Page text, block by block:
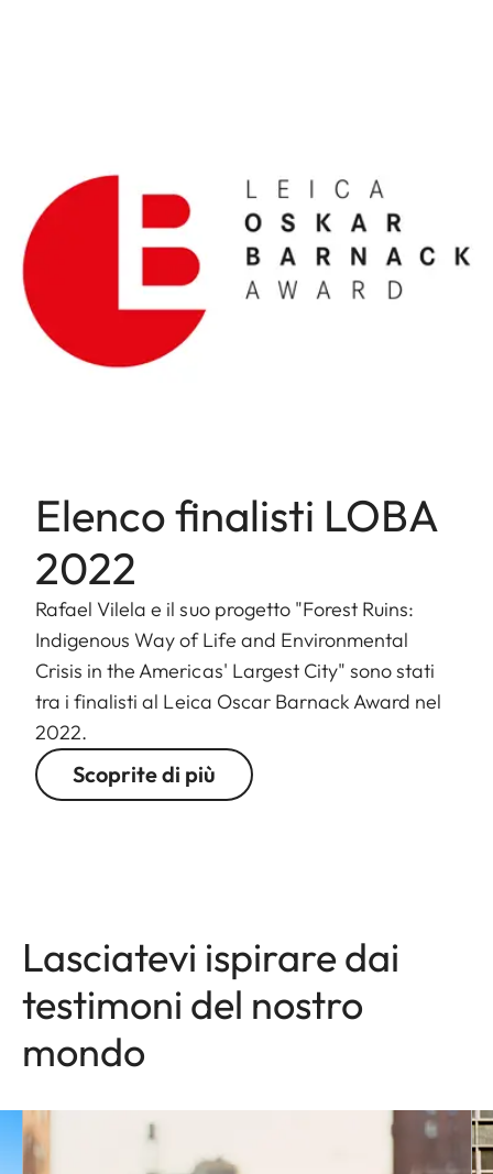
Elenco finalisti LOBA
2022
Rafael Vilela e il suo progetto "Forest Ruins:
Indigenous Way of Life and Environmental
Crisis in the Americas' Largest City" sono stati
tra i finalisti al Leica Oscar Barnack Award nel
2022.
Scoprite di più
Lasciatevi ispirare dai
testimoni del nostro
mondo